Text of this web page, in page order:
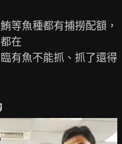
等魚種都有捕撈配額，
在
有魚不能抓、抓了還得